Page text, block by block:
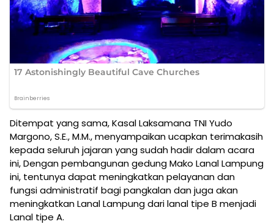
Ditempat yang sama, Kasal Laksamana TNI Yudo
Margono, S.E., M.M., menyampaikan ucapkan terimakasih
kepada seluruh jajaran yang sudah hadir dalam acara
ini, Dengan pembangunan gedung Mako Lanal Lampung
ini, tentunya dapat meningkatkan pelayanan dan
fungsi administratif bagi pangkalan dan juga akan
meningkatkan Lanal Lampung dari lanal tipe B menjadi
Lanal tipe A.